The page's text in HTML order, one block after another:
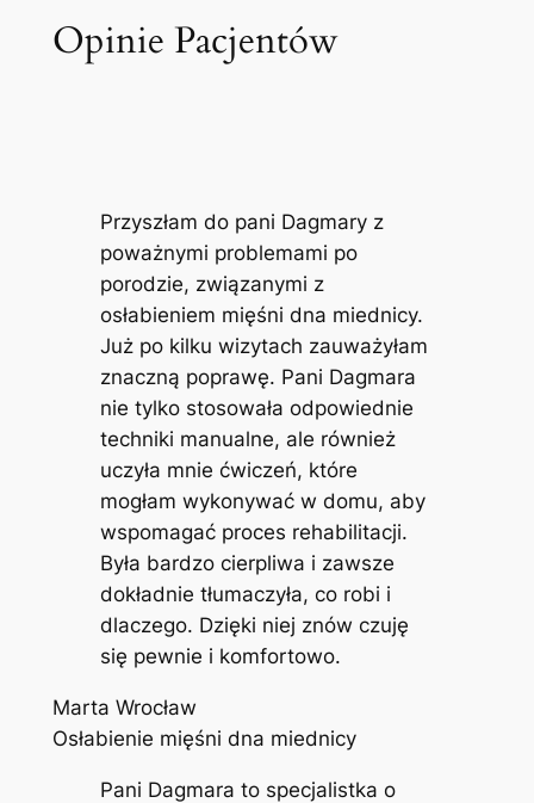
Opinie Pacjentów
Przyszłam do pani Dagmary z
poważnymi problemami po
porodzie, związanymi z
osłabieniem mięśni dna miednicy.
Już po kilku wizytach zauważyłam
znaczną poprawę. Pani Dagmara
nie tylko stosowała odpowiednie
techniki manualne, ale również
uczyła mnie ćwiczeń, które
mogłam wykonywać w domu, aby
wspomagać proces rehabilitacji.
Była bardzo cierpliwa i zawsze
dokładnie tłumaczyła, co robi i
dlaczego. Dzięki niej znów czuję
się pewnie i komfortowo.
Marta Wrocław
Osłabienie mięśni dna miednicy
Pani Dagmara to specjalistka o